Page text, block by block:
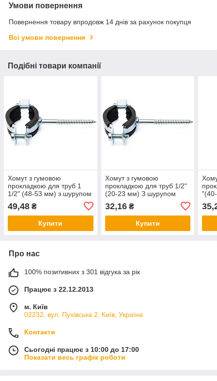
Умови повернення
Повернення товару впродовж 14 днів за рахунок покупця
Всі умови повернення
Подібні товари компанії
Хомут з гумовою
прокладкою для труб 1
1/2" (48-53 мм) з шурупом
49,48 ₴
Купити
Хомут з гумовою
прокладкою для труб 1/2"
(20-23 мм) З шурупом
32,16₴
Купити
Про нас
100% позитивних з 301 відгука за рік
Працює з 22.12.2013
м. Київ
02232, вул. Пухівська 2, Київ, Україна
Контакти
Сьогодні працює з 10:00 до 17:00
Показати весь графік роботи